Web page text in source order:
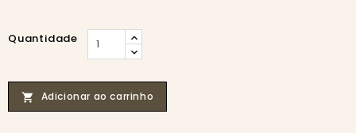
Quantidade
 Adicionar ao carrinho